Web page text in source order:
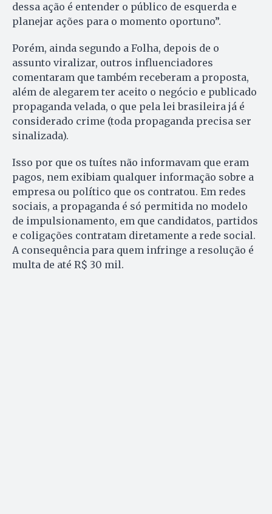
dessa ação é entender o público de esquerda e
planejar ações para o momento oportuno”.
Porém, ainda segundo a Folha, depois de o
assunto viralizar, outros influenciadores
comentaram que também receberam a proposta,
além de alegarem ter aceito o negócio e publicado
propaganda velada, o que pela lei brasileira já é
considerado crime (toda propaganda precisa ser
sinalizada).
Isso por que os tuítes não informavam que eram
pagos, nem exibiam qualquer informação sobre a
empresa ou político que os contratou. Em redes
sociais, a propaganda é só permitida no modelo
de impulsionamento, em que candidatos, partidos
e coligações contratam diretamente a rede social.
A consequência para quem infringe a resolução é
multa de até R$ 30 mil.